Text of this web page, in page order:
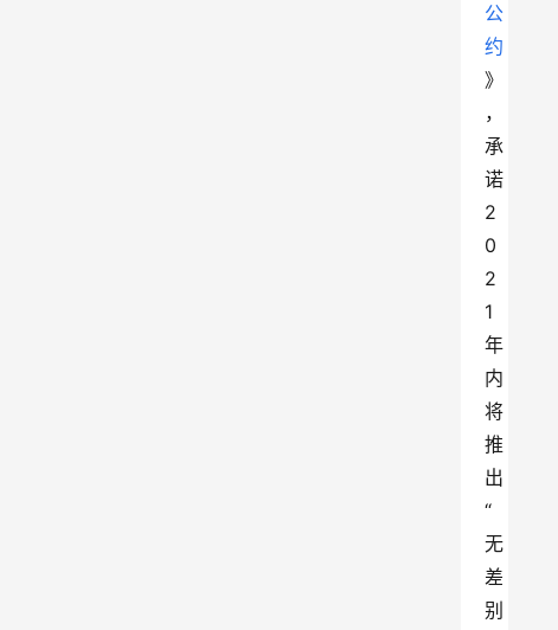
公
约
》
，
承
诺
2
0
2
1
年
内
将
推
出
“
无
差
别